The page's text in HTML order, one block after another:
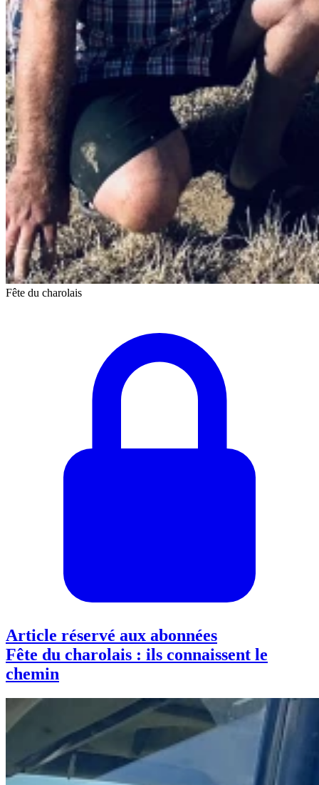
Fête du charolais
Article réservé aux abonnées
Fête du charolais : ils connaissent le
chemin